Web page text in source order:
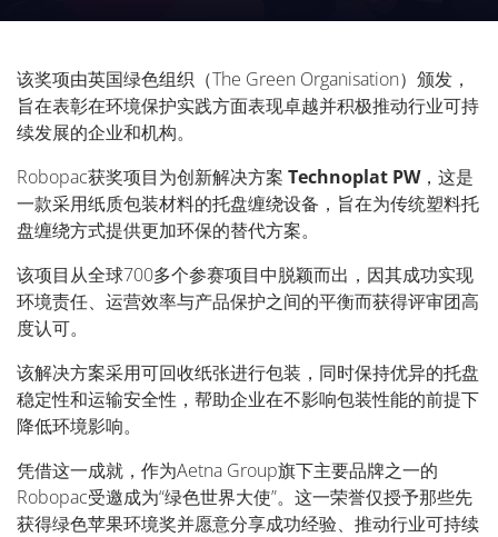
称号，进一步巩固了其行业领导地位。
该奖项由英国绿色组织（The Green Organisation）颁发，
旨在表彰在环境保护实践方面表现卓越并积极推动行业可持
续发展的企业和机构。
Robopac获奖项目为创新解决方案 Technoplat PW，这是
一款采用纸质包装材料的托盘缠绕设备，旨在为传统塑料托
盘缠绕方式提供更加环保的替代方案。
该项目从全球700多个参赛项目中脱颖而出，因其成功实现
环境责任、运营效率与产品保护之间的平衡而获得评审团高
度认可。
该解决方案采用可回收纸张进行包装，同时保持优异的托盘
稳定性和运输安全性，帮助企业在不影响包装性能的前提下
降低环境影响。
凭借这一成就，作为Aetna Group旗下主要品牌之一的
Robopac受邀成为“绿色世界大使”。这一荣誉仅授予那些先
获得绿色苹果环境奖并愿意分享成功经验、推动行业可持续